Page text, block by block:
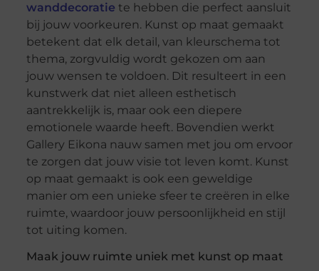
wanddecoratie te hebben die perfect aansluit
bij jouw voorkeuren. Kunst op maat gemaakt
betekent dat elk detail, van kleurschema tot
thema, zorgvuldig wordt gekozen om aan
jouw wensen te voldoen. Dit resulteert in een
kunstwerk dat niet alleen esthetisch
aantrekkelijk is, maar ook een diepere
emotionele waarde heeft. Bovendien werkt
Gallery Eikona nauw samen met jou om ervoor
te zorgen dat jouw visie tot leven komt. Kunst
op maat gemaakt is ook een geweldige
manier om een unieke sfeer te creëren in elke
ruimte, waardoor jouw persoonlijkheid en stijl
tot uiting komen.
Maak jouw ruimte uniek met kunst op maat